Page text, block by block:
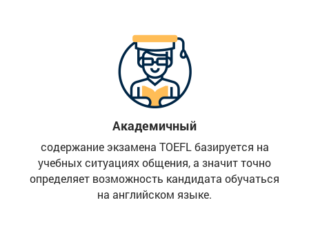
Академичный
содержание экзамена TOEFL базируется на
учебных ситуациях общения, а значит точно
определяет возможность кандидата обучаться
на английском языке.